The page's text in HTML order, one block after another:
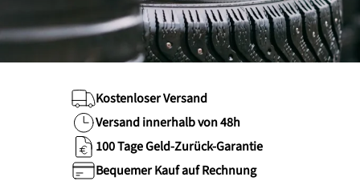
Kostenloser Versand
Versand innerhalb von 48h
100 Tage Geld-Zurück-Garantie
Bequemer Kauf auf Rechnung